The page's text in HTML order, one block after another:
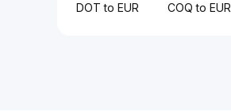
DOT to EUR COQ to EUR